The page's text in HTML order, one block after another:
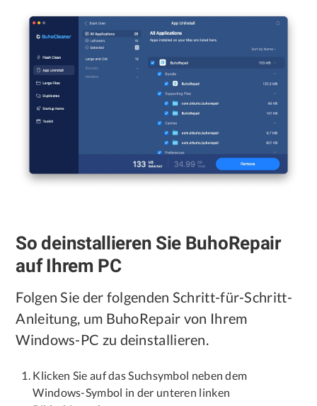
So deinstallieren Sie BuhoRepair
auf Ihrem PC
Folgen Sie der folgenden Schritt-für-Schritt-
Anleitung, um BuhoRepair von Ihrem
Windows-PC zu deinstallieren.
Klicken Sie auf das Suchsymbol neben dem
Windows-Symbol in der unteren linken